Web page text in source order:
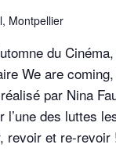
Montpellier
du
We are
par Nina
l’une des luttes
revoir et re-revoir !